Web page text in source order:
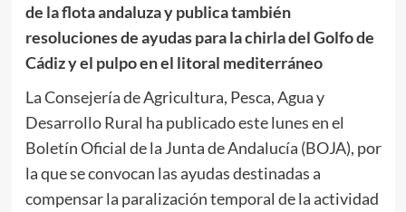
de la flota andaluza y publica también
resoluciones de ayudas para la chirla del Golfo de
Cádiz y el pulpo en el litoral mediterráneo
La Consejería de Agricultura, Pesca, Agua y
Desarrollo Rural ha publicado este lunes en el
Boletín Oficial de la Junta de Andalucía (BOJA), por
la que se convocan las ayudas destinadas a
compensar la paralización temporal de la actividad